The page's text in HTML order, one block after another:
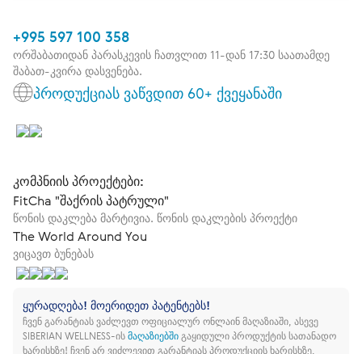
+995 597 100 358
ორშაბათიდან პარასკევის ჩათვლით 11-დან 17:30 საათამდე
შაბათ-კვირა დასვენება.
პროდუქციას ვაწვდით 60+ ქვეყანაში
კომპნიის პროექტები:
FitCha "შაქრის პატრული"
წონის დაკლება მარტივია. წონის დაკლების პროექტი
The World Around You
ვიცავთ ბუნებას
ყურადღება! მოერიდეთ პატენტებს!
ჩვენ გარანტიას ვაძლევთ ოფიციალურ ონლაინ მაღაზიაში, ასევე
SIBERIAN WELLNESS-ისმაღაზიებშიგაყიდული პროდუქტის სათანადო
ხარისხზე! ჩვენ არ ვიძლევით გარანტიას პროდუქციის ხარისხზე,